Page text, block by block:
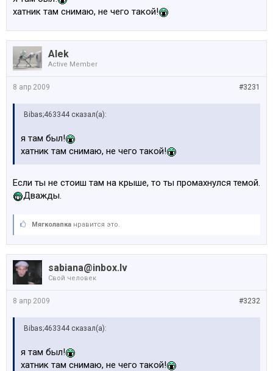
хатник там снимаю, не чего такой!
Alek
Active Member
#3231
8 апр 2009
Bibas;463344 сказал(а):
я там был!
хатник там снимаю, не чего такой!
Если ты не стоиш там на крыше, то ты промахнулся темой.
Дважды.
Мягколапка нравится это.
sabiana@inbox.lv
Свой человек
#3232
8 апр 2009
Bibas;463344 сказал(а):
я там был!
хатник там снимаю, не чего такой!